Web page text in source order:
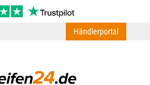
Händlerportal